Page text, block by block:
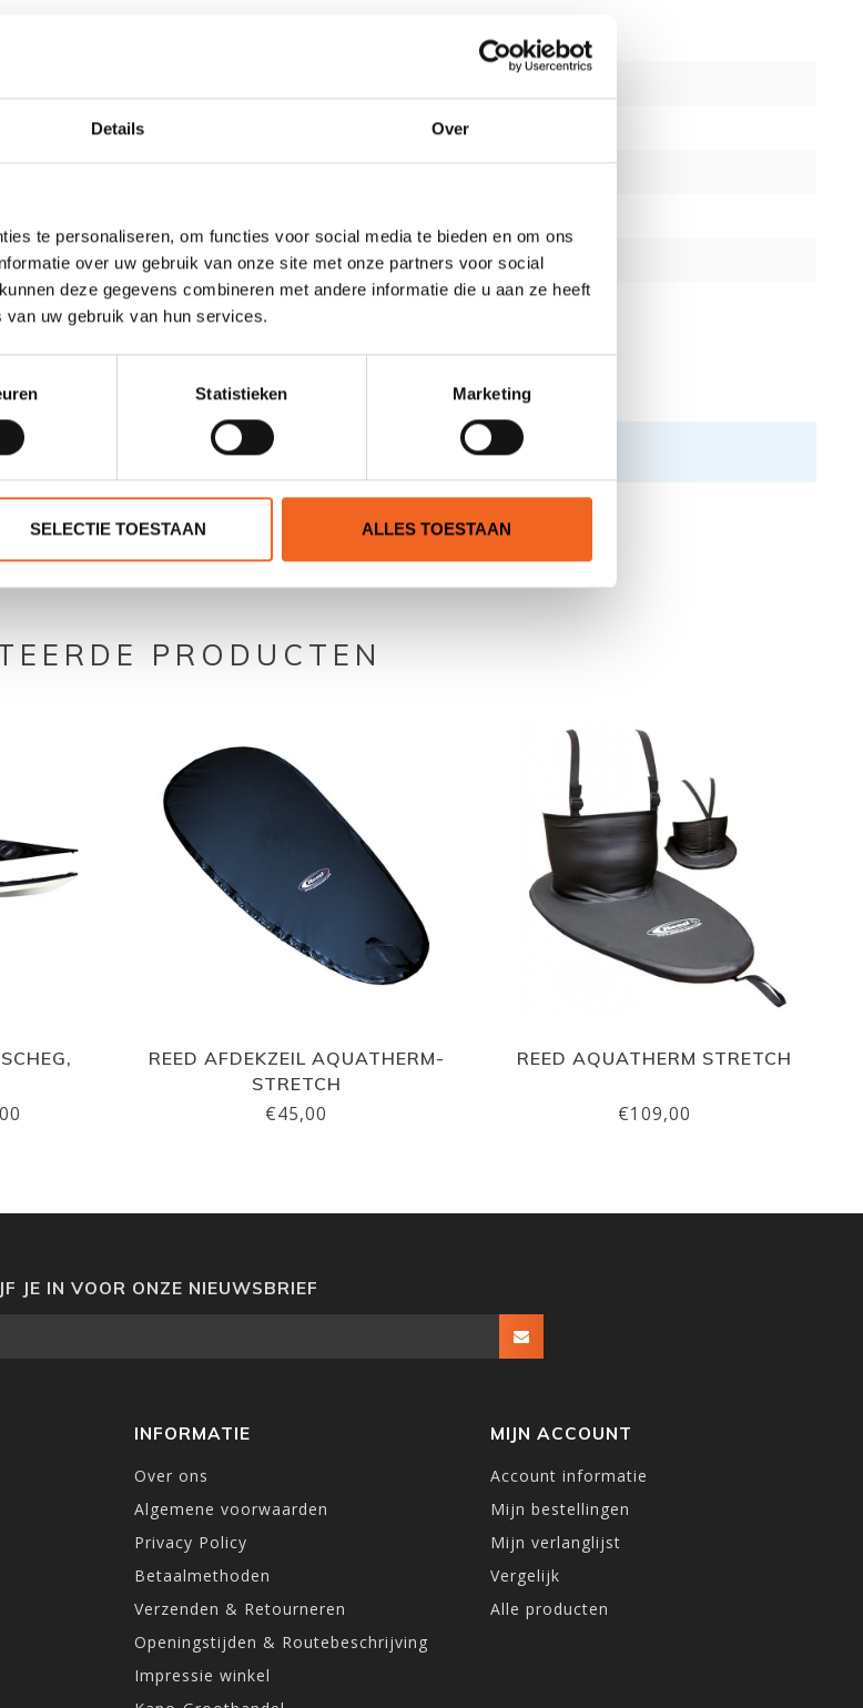
Details Over
te personaliseren, om functies voor social media te bieden en om ons
over uw gebruik van onze site met onze partners voor social
deze gegevens combineren met andere informatie die u aan ze heeft
uw gebruik van hun services.
Statistieken Marketing
SELECTIE TOESTAAN ALLES TOESTAAN
24 kg
JE BEOORDELING TOEVOEGEN
PRODUCTEN
REED AFDEKZEIL AQUATHERM-
STRETCH
€45,00
REED AQUATHERM STRETCH
€109,00
JE IN VOOR ONZE NIEUWSBRIEF
INFORMATIE
Over ons
Algemene voorwaarden
Privacy Policy
Betaalmethoden
Verzenden & Retourneren
Openingstijden & Routebeschrijving
Impressie winkel
MIJN ACCOUNT
Account informatie
Mijn bestellingen
Mijn verlanglijst
Vergelijk
Alle producten